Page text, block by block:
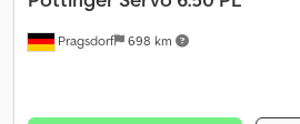
Pragsdorf 698 km